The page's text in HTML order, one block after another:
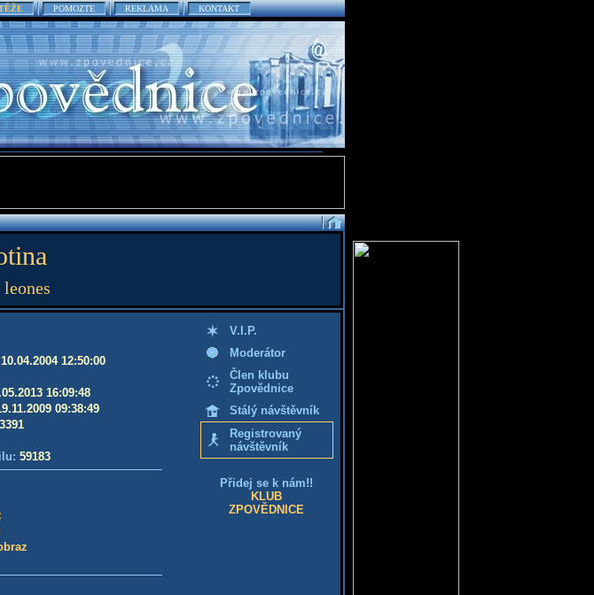
POMOZTE REKLAMA KONTAKT
10.04.2004 12:50:00
16:09:48
09:38:49
3391
59183
V.I.P.
Moderátor
Člen klubu
Zpovědnice
Stálý návštěvník
Registrovaný
návštěvník
Přidej se k nám!!
KLUB
ZPOVĚDNICE